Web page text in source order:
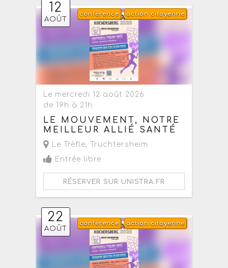
12
AOÛT
action citoyenne
conférence
Le mercredi 12 août 2026
de 19h à 21h
LE MOUVEMENT, NOTRE
MEILLEUR ALLIÉ SANTÉ
Le Trèfle, Truchtersheim
Entrée libre
RÉSERVER SUR UNISTRA.FR
22
AOÛT
action citoyenne
conférence